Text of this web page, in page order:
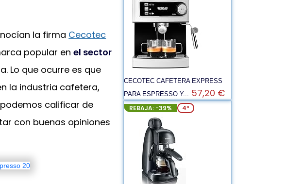
la firma Cecotec
popular enel sector
Lo que ocurre es que
la industria cafetera,
podemos calificar de
con buenas opiniones
CECOTEC CAFETERA EXPRESS
PARA ESPRESSO Y... 57,20 €
REBAJA: -39% 4º